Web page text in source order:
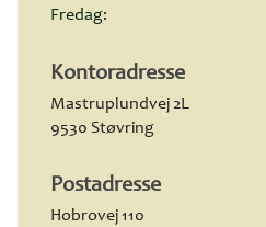
Fredag:
Kontoradresse
Mastruplundvej 2L
9530 Støvring
Postadresse
Hobrovej 110